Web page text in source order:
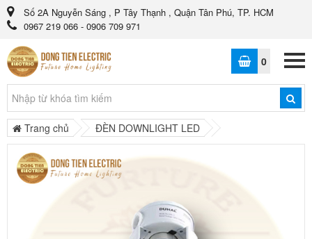
Số 2A Nguyễn Sáng , P Tây Thạnh , Quận Tân Phú, TP. HCM
0967 219 066 - 0906 709 971
0
Trang chủ ĐÈN DOWNLIGHT LED